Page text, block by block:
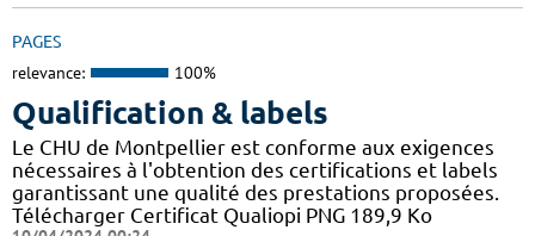
PAGES
relevance: 100%
Qualification & labels
Le CHU de Montpellier est conforme aux exigences
nécessaires à l'obtention des certifications et labels
garantissant une qualité des prestations proposées.
Télécharger Certificat Qualiopi PNG 189,9 Ko